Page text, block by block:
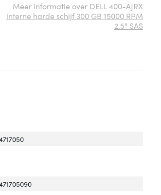
Meer informatie over DELL 400-AJRX
interne harde schijf 300 GB 15000 RPM
2.5" SAS